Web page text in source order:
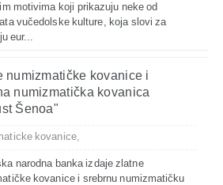
motivima koji prikazuju neke od
vučedolske kulture, koja slovi za
eur...
numizmatičke kovanice i
numizmatička kovanica
Šenoa"
kovanice,
narodna banka izdaje zlatne
kovanice i srebrnu numizmatičku